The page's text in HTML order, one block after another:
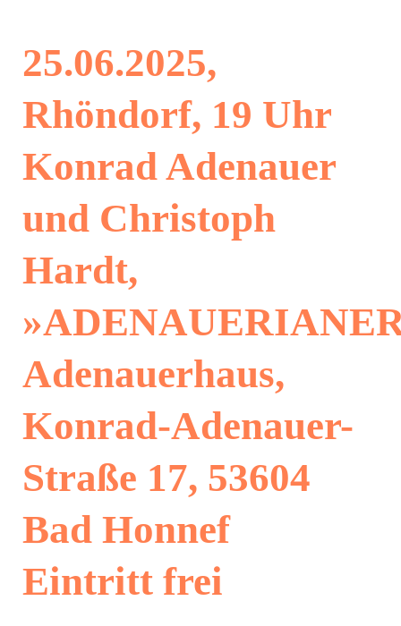
25.06.2025,
Rhöndorf, 19 Uhr
Konrad Adenauer
und Christoph
Hardt,
Adenauerhaus,
Konrad-Adenauer-
Straße 17, 53604
Bad Honnef
Eintritt frei